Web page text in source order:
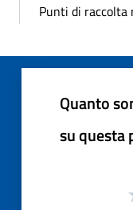
Punti di
Quanto
su questa